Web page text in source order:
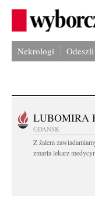
Nekrologi Odeszli
LUBOMIRA
GDAŃSK
Z żalem
zmarła lekarz